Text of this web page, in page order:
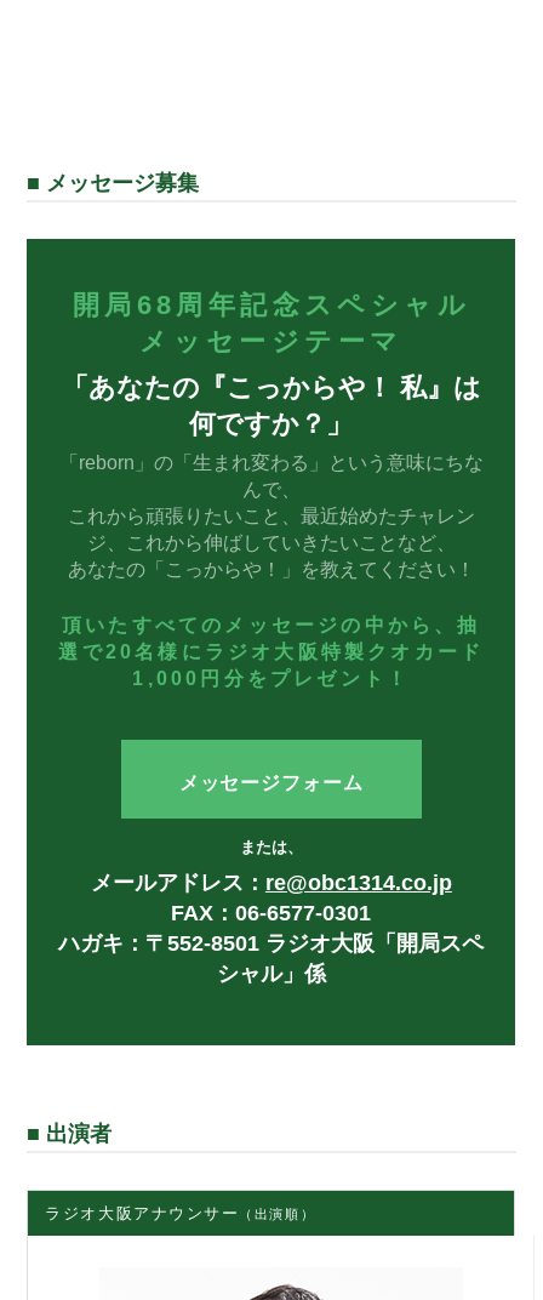
■ メッセージ募集
開局68周年記念スペシャル
メッセージテーマ
「あなたの『こっからや！ 私』は
何ですか？」
「reborn」の「生まれ変わる」という意味にちな
んで、
これから頑張りたいこと、最近始めたチャレン
ジ、これから伸ばしていきたいことなど、
あなたの「こっからや！」を教えてください！
頂いたすべてのメッセージの中から、抽
選で20名様にラジオ大阪特製クオカード
1,000円分をプレゼント！
メッセージフォーム
または、
メールアドレス： re@obc1314.co.jp
FAX：06-6577-0301
ハガキ：〒552-8501 ラジオ大阪「開局スペ
シャル」係
■ 出演者
ラジオ大阪アナウンサー （出演順）